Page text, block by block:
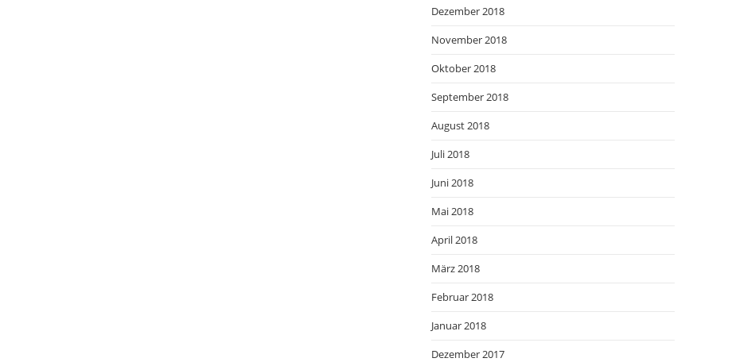
Dezember 2018
November 2018
Oktober 2018
September 2018
August 2018
Juli 2018
Juni 2018
Mai 2018
April 2018
März 2018
Februar 2018
Januar 2018
Dezember 2017